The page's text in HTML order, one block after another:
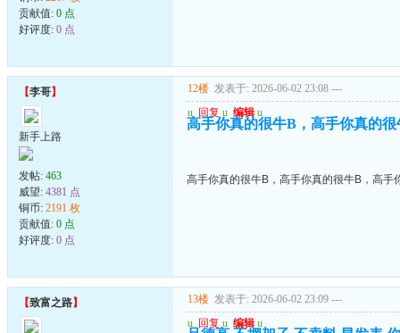
贡献值: 0 点
好评度: 0 点
【李哥】
新手上路
发帖: 463
威望: 4381 点
铜币: 2191 枚
贡献值: 0 点
好评度: 0 点
12楼 发表于: 2026-06-02 23:08 ---
u 回复 u 编辑 u
高手你真的很牛B，高手你真的
高手你真的很牛B，高手你真的很牛B，高手
【致富之路】 13楼 发表于: 2026-06-02 23:09 ---
u 回复 u 编辑 u